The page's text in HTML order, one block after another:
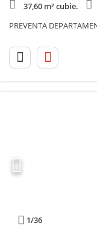
37,60 m² cubie.
PREVENTA
1/36